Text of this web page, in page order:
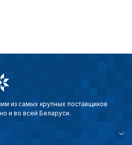
из самых крупных поставщиков
и во всей Беларуси.